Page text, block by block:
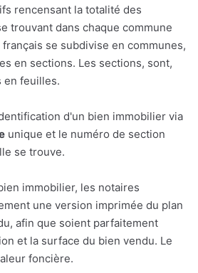
rencensant la totalité des
trouvant dans chaque commune
se subdivise en communes,
en sections. Les sections, sont,
en feuilles.
d'un bien immobilier via
unique et le numéro de section
se trouve.
immobilier, les notaires
une version imprimée du plan
afin que soient parfaitement
et la surface du bien vendu. Le
foncière.